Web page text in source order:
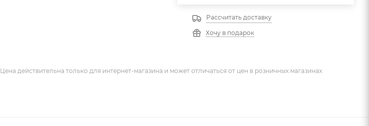
Рассчитать доставку
Хочу в подарок
Цена действительна только для интернет-магазина и может отличаться от цен в розничных магазинах